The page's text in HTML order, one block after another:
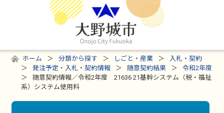
ホーム 分類から探す しごと・産業
入札・契約
発注予定・入札・契約情報
随意契約結果
令和2年度
随意契約情報／令和2年度 21636 21基幹システム（税・福祉
系）システム使用料